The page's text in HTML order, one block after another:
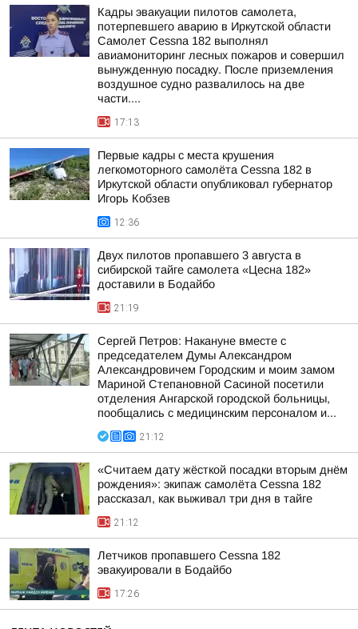
Кадры эвакуации пилотов самолета,
потерпевшего аварию в Иркутской области
Самолет Cessna 182 выполнял
авиамониторинг лесных пожаров и совершил
вынужденную посадку. После приземления
воздушное судно развалилось на две
части....
17:13
Первые кадры с места крушения
легкомоторного самолёта Cessna 182 в
Иркутской области опубликовал губернатор
Игорь Кобзев
12:36
Двух пилотов пропавшего 3 августа в
сибирской тайге самолета «Цесна 182»
доставили в Бодайбо
21:19
Сергей Петров: Накануне вместе с
председателем Думы Александром
Александровичем Городским и моим замом
Мариной Степановной Сасиной посетили
отделения Ангарской городской больницы,
пообщались с медицинским персоналом и...
21:12
«Считаем дату жёсткой посадки вторым днём
рождения»: экипаж самолёта Cessna 182
рассказал, как выживал три дня в тайге
21:12
Летчиков пропавшего Cessna 182
эвакуировали в Бодайбо
17:26